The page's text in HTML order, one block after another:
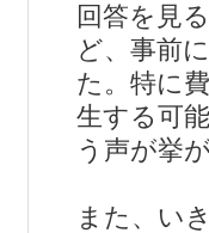
回答を見
ど、事前
た。特に
生する可
う声が挙
また、い